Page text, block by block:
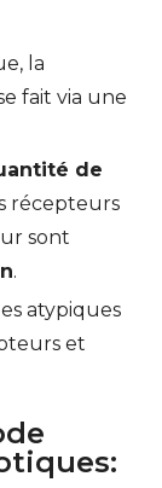
la
fait via une
de
récepteurs
sont
.
atypiques
et